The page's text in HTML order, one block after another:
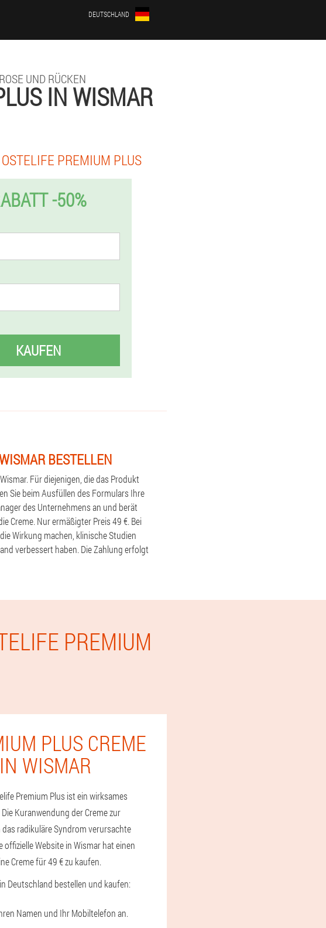
DEUTSCHLAND
UND RÜCKEN
IN WISMAR
PREMIUM PLUS
-50%
KAUFEN
BESTELLEN
Für diejenigen, die das Produkt
Sie beim Ausfüllen des Formulars Ihre
des Unternehmens an und berät
Creme. Nur ermäßigter Preis 49 €. Bei
Wirkung machen, klinische Studien
verbessert haben. Die Zahlung erfolgt
PREMIUM
PLUS CREME
WISMAR
Premium Plus ist ein wirksames
Kuranwendung der Creme zur
radikuläre Syndrom verursachte
Website in Wismar hat einen
Creme für 49 € zu kaufen.
Deutschland bestellen und kaufen:
Namen und Ihr Mobiltelefon an.